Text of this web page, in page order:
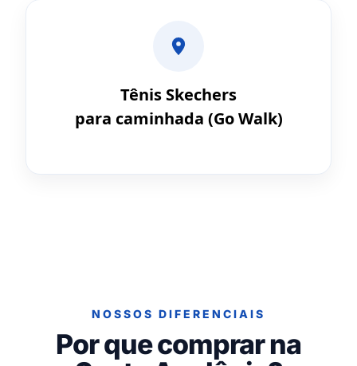
Tênis Skechers
para caminhada (Go Walk)
NOSSOS DIFERENCIAIS
Por que comprar na